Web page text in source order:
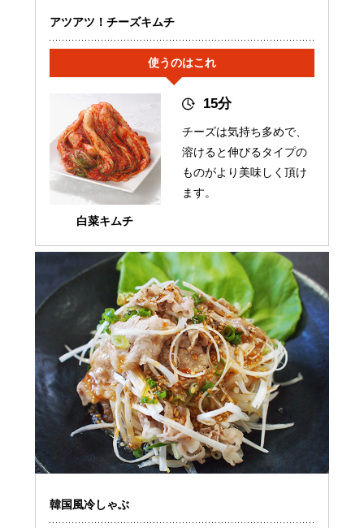
アツアツ！チーズキムチ
使うのはこれ
白菜キムチ
15分
チーズは気持ち多めで、
溶けると伸びるタイプの
ものがより美味しく頂け
ます。
韓国風冷しゃぶ